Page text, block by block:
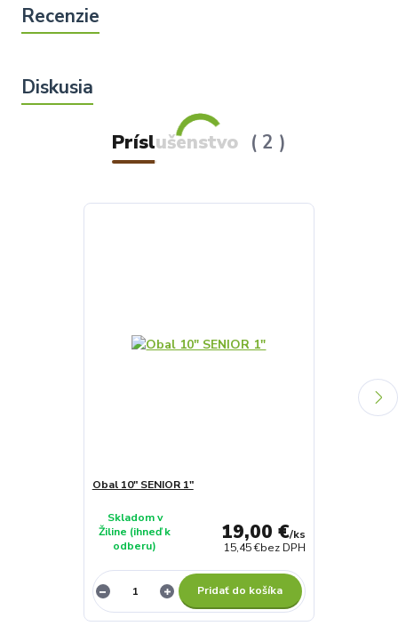
Príslušenstvo 2
Obal 10" SENIOR 1"
19,00 €/ks
15,45 €bez DPH
Skladom v
Žiline (ihneď k
odberu)
Pridať do košíka